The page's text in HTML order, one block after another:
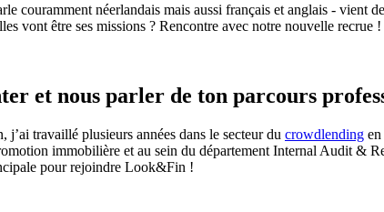
couramment néerlandais mais aussi français et anglais -
vont être ses missions ? Rencontre avec notre nouvelle recrue !
et nous parler de ton parcours
travaillé plusieurs années dans le secteur du crowdlending
immobilière et au sein du département Internal Audit &
pour rejoindre Look&Fin !